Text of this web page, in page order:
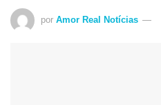
por Amor Real Notícias